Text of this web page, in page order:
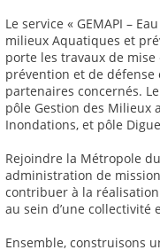
Le service « GEMAPI –
milieux Aquatiques et
porte les travaux de
prévention et de défense
partenaires concernés.
pôle Gestion des Milieux
Inondations, et pôle
Rejoindre la Métropole
administration de
contribuer à la
au sein d’une collectivité
Ensemble, construisons